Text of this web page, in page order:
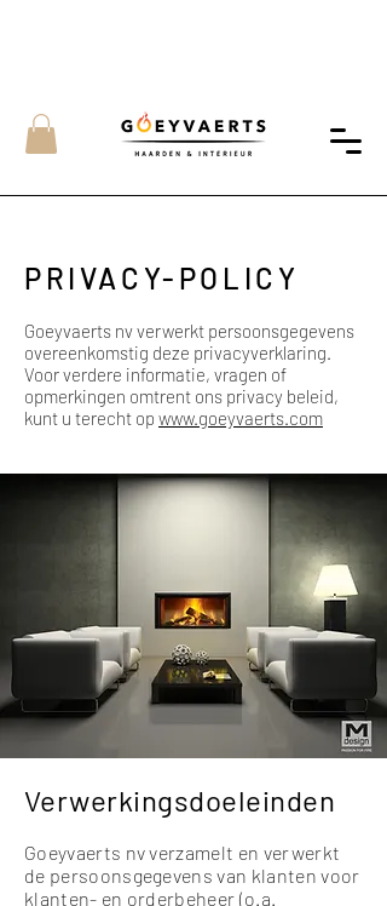
PRIVACY-POLICY
Goeyvaerts nv verwerkt persoonsgegevens
overeenkomstig deze privacyverklaring.
Voor verdere informatie, vragen of
opmerkingen omtrent ons privacy beleid,
kunt u terecht op www.goeyvaerts.com
Verwerkingsdoeleinden
Goeyvaerts nv verzamelt en verwerkt
de persoonsgegevens van klanten voor
klanten- en orderbeheer (o.a.